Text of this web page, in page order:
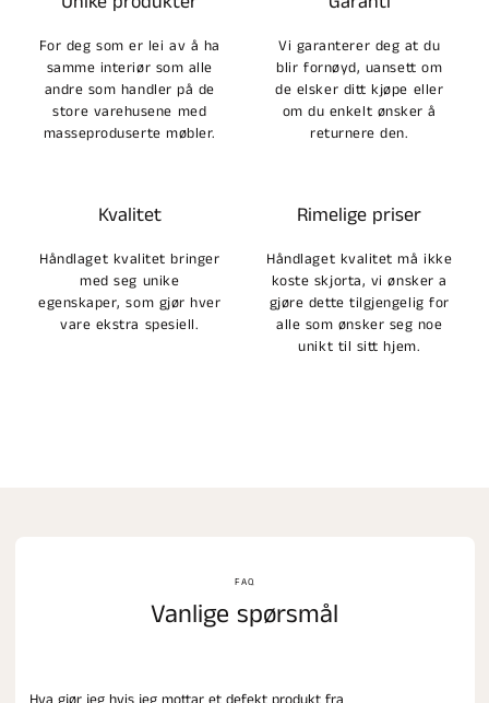
For deg som er lei av å ha
samme interiør som alle
andre som handler på de
store varehusene med
masseproduserte møbler.
Vi garanterer deg at du
blir fornøyd, uansett om
de elsker ditt kjøpe eller
om du enkelt ønsker å
returnere den.
Kvalitet
Håndlaget kvalitet bringer
med seg unike
egenskaper, som gjør hver
vare ekstra spesiell.
Rimelige priser
Håndlaget kvalitet må ikke
koste skjorta, vi ønsker a
gjøre dette tilgjengelig for
alle som ønsker seg noe
unikt til sitt hjem.
FAQ
Vanlige spørsmål